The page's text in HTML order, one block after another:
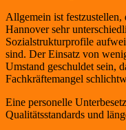
Allgemein ist
Hannover sehr
Sozialstrukturprofile
sind. Der Einsatz von
Umstand geschuldet sein,
Fachkräftemangel
Eine personelle
Qualitätsstandards und